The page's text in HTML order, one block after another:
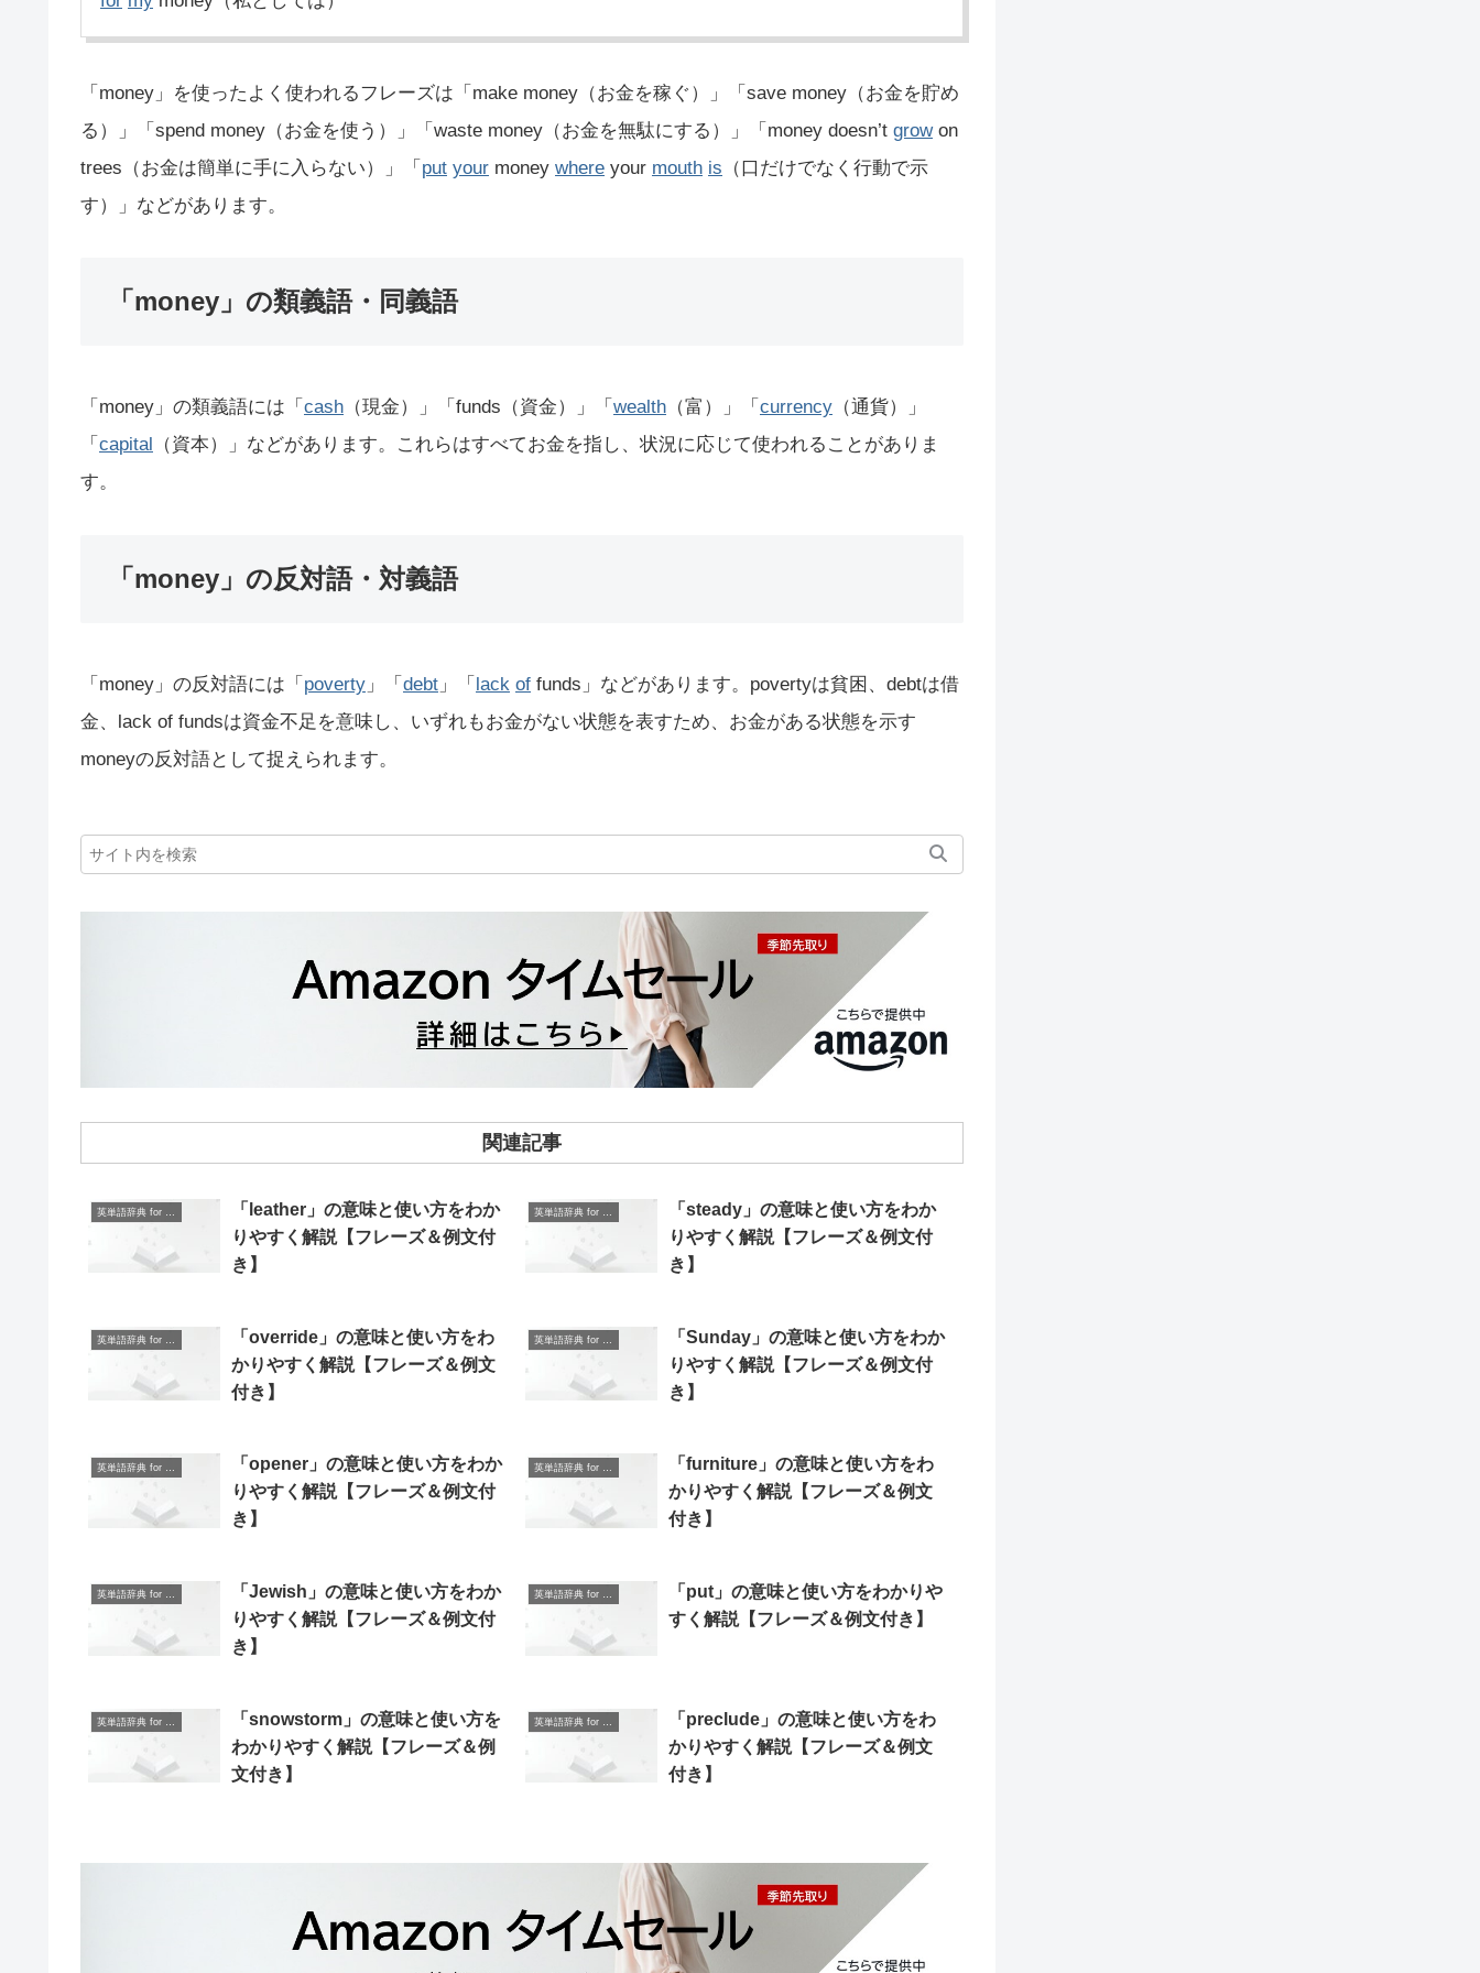
「money」を使ったよく使われるフレーズは「make money（お金を稼ぐ）」「save money（お金を貯め
る）」「spend money（お金を使う）」「waste money（お金を無駄にする）」「money doesn’t growon
trees（お金は簡単に手に入らない）」「 put your money where your mouth is （口だけでなく行動で示
す）」などがあります。
「money」の類義語・同義語
「money」の類義語には「 cash （現金）」「funds（資金）」「 wealth （富）」「 currency （通貨）」
「 capital
（資本）」などがあります。これらはすべてお金を指し、状況に応じて使われることがありま
す。
「money」の反対語・対義語
「money」の反対語には「 poverty 」「 debt 」「 lack of funds」などがあります。povertyは貧困、debtは借
金、lack of fundsは資金不足を意味し、いずれもお金がない状態を表すため、お金がある状態を示す
moneyの反対語として捉えられます。
関連記事
「leather」の意味と使い方をわか
りやすく解説【フレーズ＆例文付
き】
「steady」の意味と使い方をわか
りやすく解説【フレーズ＆例文付
き】
「override」の意味と使い方をわ
かりやすく解説【フレーズ＆例文
付き】
「Sunday」の意味と使い方をわか
りやすく解説【フレーズ＆例文付
き】
「opener」の意味と使い方をわか
りやすく解説【フレーズ＆例文付
き】
「furniture」の意味と使い方をわ
かりやすく解説【フレーズ＆例文
付き】
英単語辞典 for Beginners
「Jewish」の意味と使い方をわか
りやすく解説【フレーズ＆例文付
き】
英単語辞典 for Beginners
「put」の意味と使い方をわかりや
すく解説【フレーズ＆例文付き】
英単語辞典 for Beginners
「snowstorm」の意味と使い方を
わかりやすく解説【フレーズ＆例
文付き】
英単語辞典 for Beginners
「preclude」の意味と使い方をわ
かりやすく解説【フレーズ＆例文
付き】